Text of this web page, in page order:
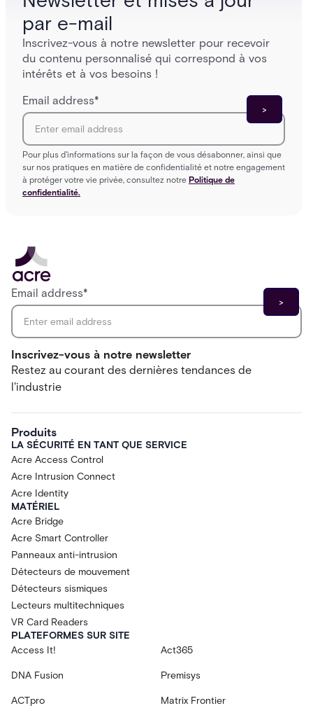
par e-mail
Inscrivez-vous à notre newsletter pour recevoir
du contenu personnalisé qui correspond à vos
intérêts et à vos besoins !
Email address*
Pour plus d'informations sur la façon de vous désabonner, ainsi que
sur nos pratiques en matière de confidentialité et notre engagement
à protéger votre vie privée, consultez notre Politique de
confidentialité.
Inscrivez-vous à notre newsletter
Restez au courant des dernières tendances de
l'industrie
Email address*
Produits
LA SÉCURITÉ EN TANT QUE SERVICE
Acre Access Control
Acre Intrusion Connect
Acre Identity
MATÉRIEL
Acre Bridge
Acre Smart Controller
Panneaux anti-intrusion
Détecteurs de mouvement
Détecteurs sismiques
Lecteurs multitechniques
VR Card Readers
PLATEFORMES SUR SITE
Access It!
Act365
DNA Fusion Premisys
ACTpro Matrix Frontier